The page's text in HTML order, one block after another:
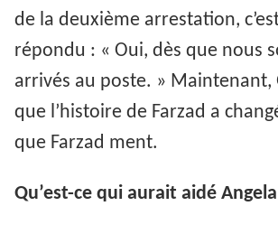
de la deuxième arrestation,
répondu : « Oui, dès que nous
arrivés au poste. » Maintenant,
que l’histoire de Farzad a
que Farzad ment.
Qu’est-ce qui aurait aidé